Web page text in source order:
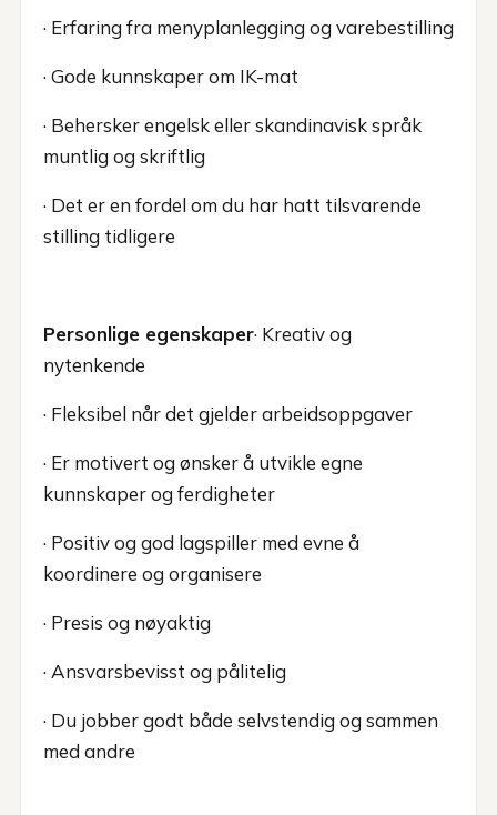
· Erfaring fra menyplanlegging og varebestilling
· Gode kunnskaper om IK-mat
· Behersker engelsk eller skandinavisk språk
muntlig og skriftlig
· Det er en fordel om du har hatt tilsvarende
stilling tidligere
Personlige egenskaper· Kreativ og
nytenkende
· Fleksibel når det gjelder arbeidsoppgaver
· Er motivert og ønsker å utvikle egne
kunnskaper og ferdigheter
· Positiv og god lagspiller med evne å
koordinere og organisere
· Presis og nøyaktig
· Ansvarsbevisst og pålitelig
· Du jobber godt både selvstendig og sammen
med andre